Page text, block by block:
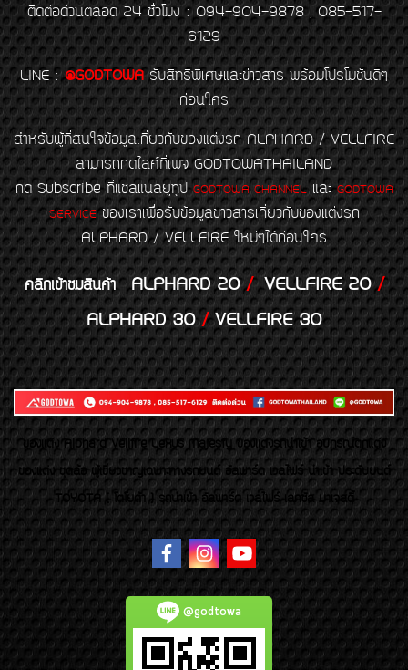
ติดต่อด่วนตลอด 24 ชั่วโมง : 094-904-9878 , 085-517-
6129
LINE : @GODTOWA รับสิทธิพิเศษและข่าวสาร พร้อมโปรโมชั่นดีๆ
ก่อนใคร
สำหรับผู้ที่สนใจข้อมูลเกี่ยวกับของแต่งรถ ALPHARD / VELLFIRE
สามารถกดไลค์ที่เพจ GODTOWATHAILAND
กด Subscribe ที่แชลแนลยูทูป GODTOWA CHANNELและGODTOWA
SERVICEของเราเพื่อรับข้อมูลข่าวสารเกี่ยวกับของแต่งรถ
ALPHARD / VELLFIRE ใหม่ๆได้ก่อนใคร
คลิกเข้าชมสินค้า ALPHARD 20/VELLFIRE 20/
ALPHARD 30/VELLFIRE 30
ของเเต่ง Alphard Vellfire Lexus Majesty ของเเต่งรถนำเข้า อุปกรณ์ตกแต่ง
ของแต่ง ชุดล้อ ผู้เชี่ยวชาญเฉพาะทางรถยนต์ อัลพาร์ด เวลไฟร์ นำเข้า ประดับยนต์
TOYOTA ( โตโยต้า ) รถนำเข้า อัลพาร์ด เวลไฟร์ เลกซัส มาเจสตี้
@godtowa